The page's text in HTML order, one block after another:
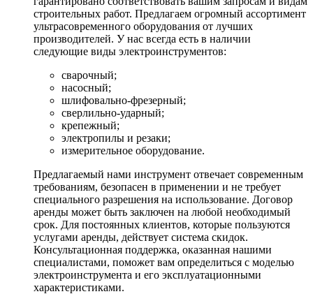
строительных работ. Предлагаем огромный ассортимент
ультрасовременного оборудования от лучших
производителей. У нас всегда есть в наличии
следующие виды электроинструментов:
сварочный;
насосный;
шлифовально-фрезерный;
сверлильно-ударный;
крепежный;
электропилы и резаки;
измерительное оборудование.
Предлагаемый нами инструмент отвечает современным
требованиям, безопасен в применении и не требует
специального разрешения на использование. Договор
аренды может быть заключен на любой необходимый
срок. Для постоянных клиентов, которые пользуются
услугами аренды, действует система скидок.
Консультационная поддержка, оказанная нашими
специалистами, поможет вам определиться с моделью
электроинструмента и его эксплуатационными
характеристиками.